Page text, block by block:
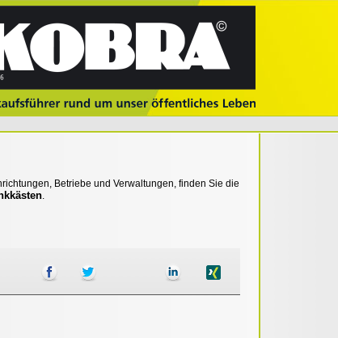
Betriebe und Verwaltungen, finden Sie die
.